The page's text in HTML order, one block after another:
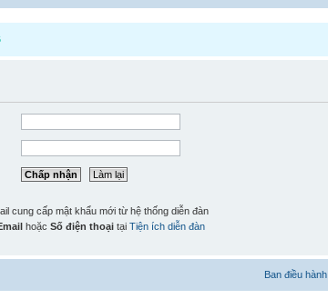
cung cấp mật khẩu mới từ hệ thống diễn đàn
hoặc Số điện thoại tại Tiện ích diễn đàn
Ban điều hành